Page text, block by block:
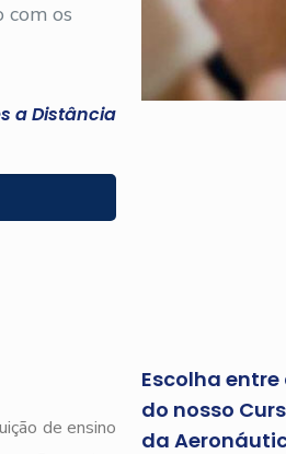
com os
a Distância
de ensino
Escolha
do nosso
da